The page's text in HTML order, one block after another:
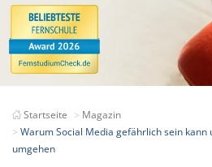
Startseite
Magazin
Warum Social Media gefährlich sein kann
umgehen